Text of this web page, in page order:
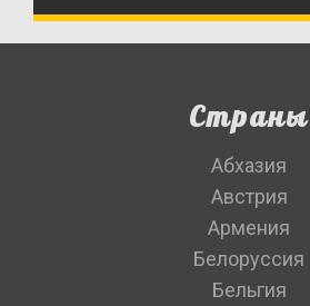
Страны
Абхазия
Австрия
Армения
Белоруссия
Бельгия